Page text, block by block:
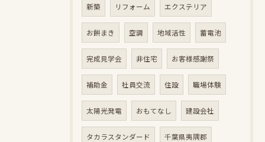
新築 リフォーム エクステリア
お餅まき 空調 地域活性 蓄電池
完成見学会 非住宅 お客様感謝祭
補助金 社員交流 住設 職場体験
太陽光発電 おもてなし 建設会社
タカラスタンダード 千葉県夷隅郡